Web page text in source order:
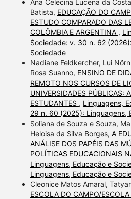
Batista, EDUCAÇÃO DO
ESTUDO COMPARADO DAS
COLÔMBIA E ARGENTINA ,
Sociedade: v. 30 n. 62
Sociedade
Nadiane Feldkercher, Lui
Rosa Suanno, ENSINO DE
REMOTO NOS CURSOS DE
UNIVERSIDADES PÚBLICAS:
ESTUDANTES , Linguagens,
29 n. 60 (2025): Linguagens,
Soliana de Souza e Souza,
Heloisa da Silva Borges, A
ANÁLISE DOS PAPÉIS DAS
POLÍTICAS EDUCACIONAIS
Linguagens, Educação e
Linguagens, Educação e
Cleonice Matos Amaral,
ESCOLA DO CAMPO/